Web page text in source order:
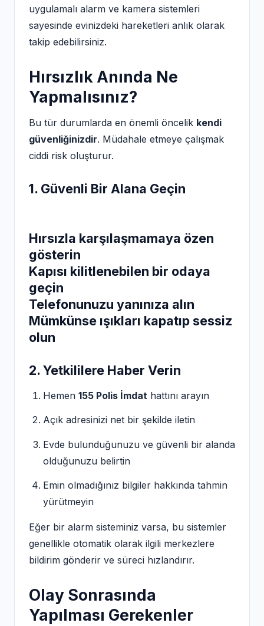
uygulamalı alarm ve kamera sistemleri
sayesinde evinizdeki hareketleri anlık olarak
takip edebilirsiniz.
Hırsızlık Anında Ne
Yapmalısınız?
Bu tür durumlarda en önemli öncelik kendi
güvenliğinizdir. Müdahale etmeye çalışmak
ciddi risk oluşturur.
1. Güvenli Bir Alana Geçin
Hırsızla karşılaşmamaya özen
gösterin
Kapısı kilitlenebilen bir odaya
geçin
Telefonunuzu yanınıza alın
Mümkünse ışıkları kapatıp sessiz
olun
2. Yetkililere Haber Verin
Hemen 155 Polis İmdat hattını arayın
Açık adresinizi net bir şekilde iletin
Evde bulunduğunuzu ve güvenli bir alanda
olduğunuzu belirtin
Emin olmadığınız bilgiler hakkında tahmin
yürütmeyin
Eğer bir alarm sisteminiz varsa, bu sistemler
genellikle otomatik olarak ilgili merkezlere
bildirim gönderir ve süreci hızlandırır.
Olay Sonrasında
Yapılması Gerekenler